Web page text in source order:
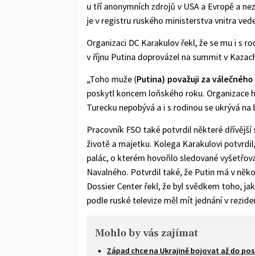
u tří anonymních zdrojů v USA a Evropě a
je v registru ruského ministerstva vnitra
Organizaci DC Karakulov řekl, že se mu i s
v říjnu Putina doprovázel na summit v
„Toho muže (Putina) považuji za
poskytl koncem loňského roku. Organizace
Turecku nepobývá a i s rodinou se ukrývá
Pracovník FSO také potvrdil některé
životě a majetku. Kolega Karakulovi
palác, o kterém hovořilo sledované
Navalného. Potvrdil také, že Putin má v
Dossier Center řekl, že byl svědkem toho,
podle ruské televize měl mít jednání v
Mohlo by vás zajímat
Západ chce na Ukrajině bojovat až do